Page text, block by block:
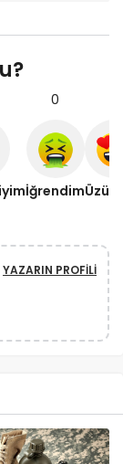
0
İğrendim
YAZARIN PROFILI